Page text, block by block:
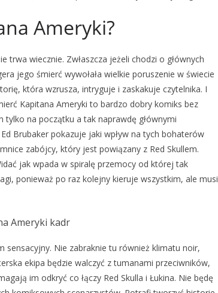
Ameryki?
trwa wiecznie. Zwłaszcza jeżeli chodzi o głównych
jego śmierć wywołała wielkie poruszenie w świecie
która wzrusza, intryguje i zaskakuje czytelnika. I
Kapitana Ameryki to bardzo dobry komiks bez
tylko na początku a tak naprawdę głównymi
Brubaker pokazuje jaki wpływ na tych bohaterów
zabójcy, który jest powiązany z Red Skullem.
jak wpada w spiralę przemocy od której tak
ponieważ po raz kolejny kieruje wszystkim, ale musi
sensacyjny. Nie zabraknie tu również klimatu noir,
ekipa będzie walczyć z tumanami przeciwników,
im odkryć co łączy Red Skulla i Łukina. Nie będę